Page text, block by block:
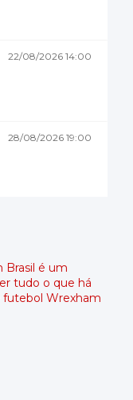
22/08/2026 14:00
28/08/2026 19:00
05/09/2026 19:00
Brasil é um
tudo o que há
futebol Wrexham